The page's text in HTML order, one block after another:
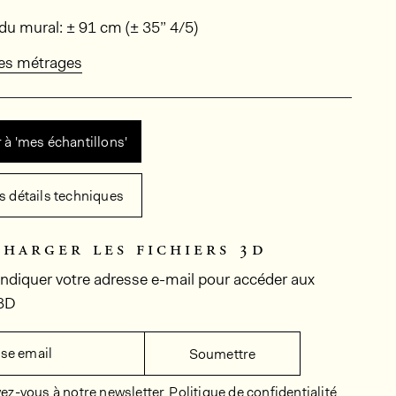
mural: ± 91 cm (± 35” 4/5)
métrages
à 'mes échantillons'
détails techniques
les fichiers 3d
votre adresse e-mail pour accéder aux
email Soumettre
vous à notre newsletter Politique de confidentialité